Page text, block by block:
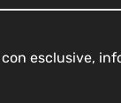
esclusive,